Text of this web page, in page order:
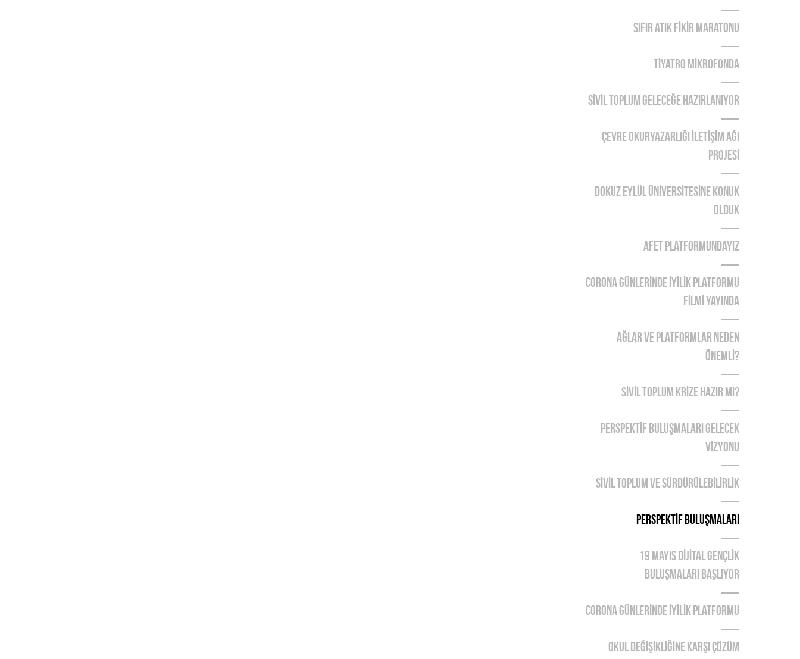
SIFIR ATIK FİKİR MARATONU
TİYATRO MİKROFONDA
SİVİL TOPLUM GELECEĞE HAZIRLANIYOR
ÇEVRE OKURYAZARLIĞI İLETİŞİM AĞI
PROJESİ
DOKUZ EYLÜL ÜNİVERSİTESİNE KONUK
OLDUK
AFET PLATFORMUNDAYIZ
CORONA GÜNLERİNDE İYİLİK PLATFORMU
FİLMİ YAYINDA
Ağlar ve Platformlar Neden
Önemlİ?
SİVİL TOPLUM KRİZE HAZIR MI?
PERSPEKTİF BULUŞMALARI GELECEK
VİZYONU
SİVİL TOPLUM VE SÜRDÜRÜLEBİLİRLİK
PERSPEKTİF BULUŞMALARI
19 MAYIS DİJİTAL GENÇLİK
BULUŞMALARI BAŞLIYOR
CORONA GÜNLERİNDE İYİLİK PLATFORMU
OKUL DEĞİŞİKLİĞİNE KARŞI ÇÖZÜM